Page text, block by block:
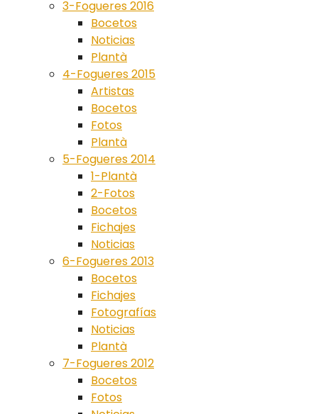
3-Fogueres 2016
Bocetos
Noticias
Plantà
4-Fogueres 2015
Artistas
Bocetos
Fotos
Plantà
5-Fogueres 2014
1-Plantà
2-Fotos
Bocetos
Fichajes
Noticias
6-Fogueres 2013
Bocetos
Fichajes
Fotografías
Noticias
Plantà
7-Fogueres 2012
Bocetos
Fotos